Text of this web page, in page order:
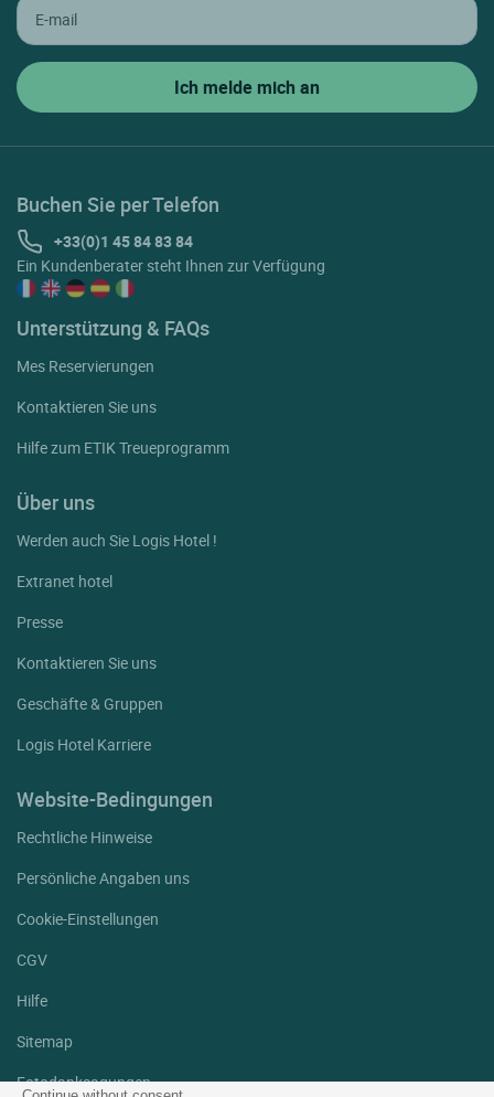
Buchen Sie per Telefon
+33(0)1 45 84 83 84
Ein Kundenberater steht Ihnen zur Verfügung
Unterstützung & FAQs
Mes Reservierungen
Kontaktieren Sie uns
Hilfe zum ETIK Treueprogramm
Über uns
Werden auch Sie Logis Hotel !
Extranet hotel
Presse
Kontaktieren Sie uns
Geschäfte & Gruppen
Logis Hotel Karriere
Website-Bedingungen
Rechtliche Hinweise
Persönliche Angaben uns
Cookie-Einstellungen
CGV
Hilfe
Sitemap
Fotodanksagungen